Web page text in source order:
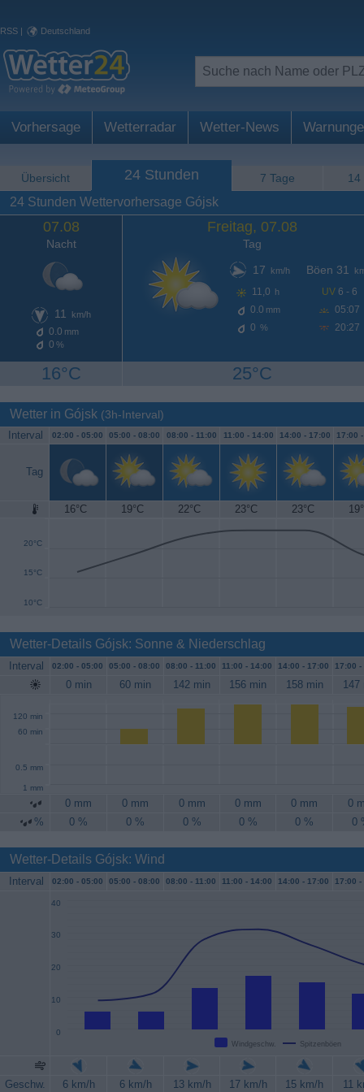
RSS | Deutschland
Vorhersage Wetterradar Wetter-News
Übersicht 24 Stunden 7 Tage 14
24 Stunden Wettervorhersage Gójsk
07.08
Nacht
11 km/h
0.0 mm
0 %
16°C
Freitag, 07.08
Tag
17
km/h
11,0 h
0.0 mm
0 %
Böen 31
UV 6 - 6
05:07
20:27
25°C
Wetter in Gójsk (3h-Interval)
Interval 02:00 - 05:00 05:00 - 08:00 08:00 - 11:00 11:00 - 14:00 14:00 - 17:00 17:00
Tag
16°C 19°C 22°C 23°C 23°C
10°C
15°C
20°C
25°C
Wetter-Details Gójsk: Sonne & Niederschlag
Interval 02:00 - 05:00 05:00 - 08:00 08:00 - 11:00 11:00 - 14:00 14:00 - 17:00 17:00 -
0 min 60 min 142 min 156 min 158 min 147
60 min
120 min
0.5 mm
1 mm
0 mm 0 mm 0 mm 0 mm 0 mm
0
%
0 % 0 % 0 % 0 % 0 % 0
Wetter-Details Gójsk: Wind
Interval 02:00 - 05:00 05:00 - 08:00 08:00 - 11:00 11:00 - 14:00 14:00 - 17:00 17:00 -
Windgeschw. Spitzenböen
0
10
20
30
40
Geschw. 6 km/h 6 km/h 13 km/h 17 km/h 15 km/h
11